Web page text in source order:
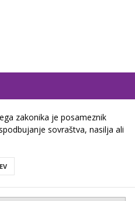
zakonika je posameznik
sovraštva, nasilja ali